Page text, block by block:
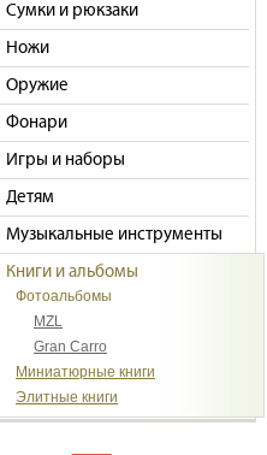
Сумки и рюкзаки
Ножи
Оружие
Фонари
Игры и наборы
Детям
Музыкальные инструменты
Книги и альбомы
Фотоальбомы
MZL
Gran Carro
Миниатюрные книги
Элитные книги